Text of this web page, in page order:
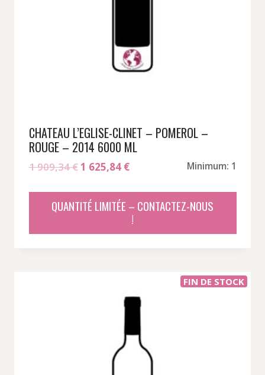
CHATEAU L’EGLISE-CLINET – POMEROL –
ROUGE – 2014 6000 ML
1 909,34€Le
initial
était :
909,34 €.
1 625,84 €Le
est :
625,84 €.
Minimum: 1
QUANTITÉ LIMITÉE – CONTACTEZ-NOUS
!
FIN DE STOCK